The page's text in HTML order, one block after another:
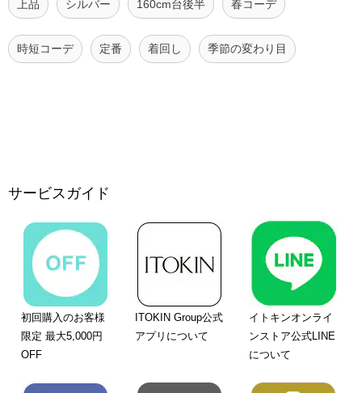
上品 シルバー 160cm台後半 春コーデ
時短コーデ 定番 着回し 季節の変わり目
サービスガイド
初回購入のお客様
限定 最大5,000円
OFF
ITOKIN Group公式
アプリについて
イトキンオンライ
ンストア公式LINE
について